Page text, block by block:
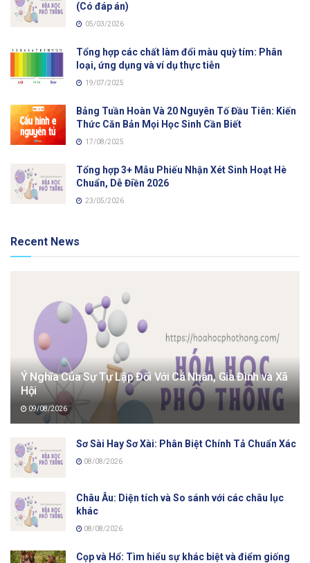
(Có đáp án)
05/03/2026
Tổng hợp các chất làm đổi màu quỳ tím: Phân
loại, ứng dụng và ví dụ thực tiễn
19/07/2025
Bảng Tuần Hoàn Và 20 Nguyên Tố Đầu Tiên: Kiến
Thức Căn Bản Mọi Học Sinh Cần Biết
17/08/2025
Tổng hợp 3+ Mẫu Phiếu Nhận Xét Sinh Hoạt Hè
Chuẩn, Dễ Điền 2026
23/05/2026
Recent News
Ý Nghĩa Của Sự Tự Lập Đối Với Cá Nhân, Gia Đình và Xã
Hội
09/08/2026
Sơ Sài Hay Sơ Xài: Phân Biệt Chính Tả Chuẩn Xác
08/08/2026
Châu Âu: Diện tích và So sánh với các châu lục
khác
08/08/2026
Cọp và Hổ: Tìm hiểu sự khác biệt và điểm giống